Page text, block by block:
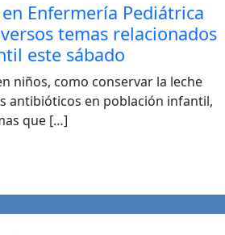
Enfermería Pediátrica
temas relacionados
este sábado
niños, como conservar la leche
antibióticos en población infantil,
que […]